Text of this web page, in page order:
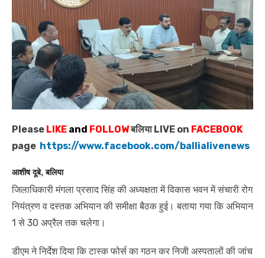
Please LIKE and FOLLOWबलिया LIVE on FACEBOOK
page https://www.facebook.com/ballialivenews
आशीष दूबे, बलिया
जिलाधिकारी मंगला प्रसाद सिंह की अध्यक्षता में विकास भवन में संचारी रोग
नियंत्रण व दस्तक अभियान की समीक्षा बैठक हुई। बताया गया कि अभियान
1 से 30 अप्रैल तक चलेगा।
डीएम ने निर्देश दिया कि टास्क फोर्स का गठन कर निजी अस्पतालों की जांच